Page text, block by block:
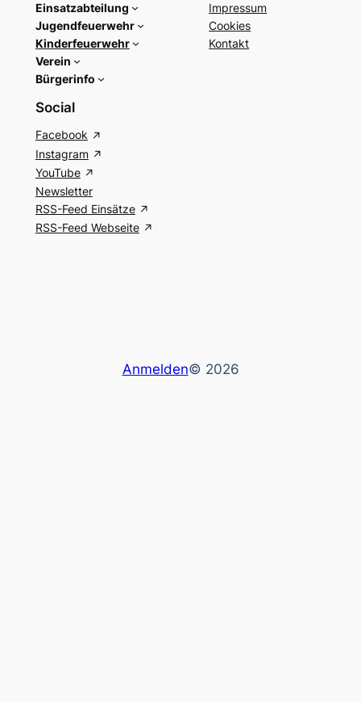
Einsatzabteilung
Jugendfeuerwehr
Kinderfeuerwehr
Verein
Bürgerinfo
Impressum
Cookies
Kontakt
Social
Facebook
Instagram
YouTube
Newsletter
RSS-Feed Einsätze
RSS-Feed Webseite
Anmelden© 2026